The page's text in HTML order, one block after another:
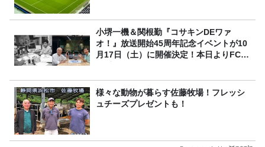
小堺一機＆関根勤『コサキンDEワァ
オ！』放送開始45周年記念イベントが10
月17日（土）に開催決定！本日よりFC先
様々な動物が暮らす佐藤牧場！フレッシ
ュチーズプレゼントも！